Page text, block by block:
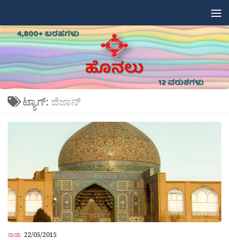
ಟ್ಯಾಗ್: ಜಿಜಾನ್
ನಾಡು 22/05/2015